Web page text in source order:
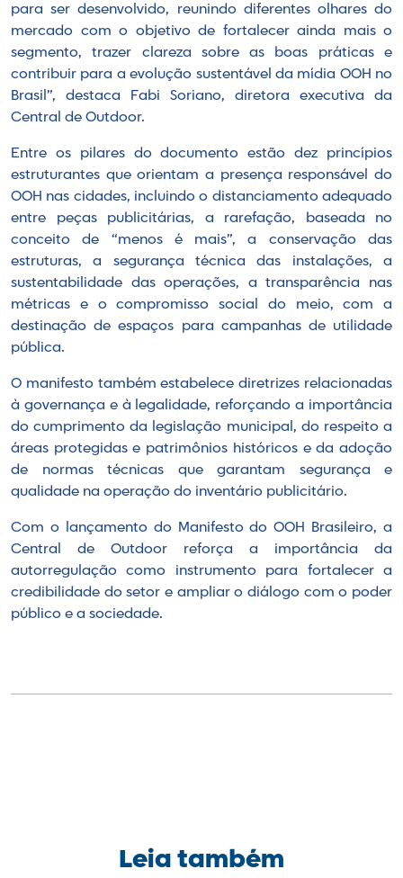
para ser desenvolvido, reunindo diferentes olhares do
mercado com o objetivo de fortalecer ainda mais o
segmento, trazer clareza sobre as boas práticas e
contribuir para a evolução sustentável da mídia OOH no
Brasil”, destaca Fabi Soriano, diretora executiva da
Central de Outdoor.
Entre os pilares do documento estão dez princípios
estruturantes que orientam a presença responsável do
OOH nas cidades, incluindo o distanciamento adequado
entre peças publicitárias, a rarefação, baseada no
conceito de “menos é mais”, a conservação das
estruturas, a segurança técnica das instalações, a
sustentabilidade das operações, a transparência nas
métricas e o compromisso social do meio, com a
destinação de espaços para campanhas de utilidade
pública.
O manifesto também estabelece diretrizes relacionadas
à governança e à legalidade, reforçando a importância
do cumprimento da legislação municipal, do respeito a
áreas protegidas e patrimônios históricos e da adoção
de normas técnicas que garantam segurança e
qualidade na operação do inventário publicitário.
Com o lançamento do Manifesto do OOH Brasileiro, a
Central de Outdoor reforça a importância da
autorregulação como instrumento para fortalecer a
credibilidade do setor e ampliar o diálogo com o poder
público e a sociedade.
Leia também